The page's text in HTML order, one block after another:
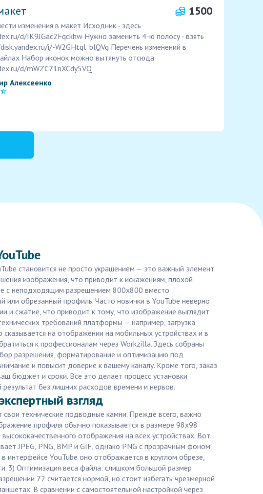
1500
изменения в макет Исходник - здесь
d/IK9JGac2Fqckhw Нужно заменить 4-ю полосу - взять
i/-W2GHtgl_blQVg Перечень изменений в
Набор иконок можно вытянуть отсюда
d/mWZC71nXCdy5VQ
Алексеенко
становится не просто украшением — это важный элемент
изображения, что приводит к искажениям, плохой
с неподходящим разрешением 800x800 вместо
обрезанный профиль. Часто новички в YouTube неверно
и сжатие, что приводит к тому, что изображение выглядит
требований платформы — например, загрузка
на отображении на мобильных устройствах и в
к профессионалам через Workzilla. Здесь собраны
разрешения, форматирование и оптимизацию под
и повысит доверие к вашему каналу. Кроме того, заказ
бюджет и сроки. Все это делает процесс установки
без лишних расходов времени и нервов.
взгляд
свои технические подводные камни. Прежде всего, важно
профиля обычно показывается в размере 98x98
отображения на всех устройствах. Вот
JPEG, PNG, BMP и GIF, однако PNG с прозрачным фоном
интерфейсе YouTube оно отображается в круглом обрезе,
3) Оптимизация веса файла: слишком большой размер
72 считается нормой, но стоит избегать чрезмерной
В сравнении с самостоятельной настройкой через